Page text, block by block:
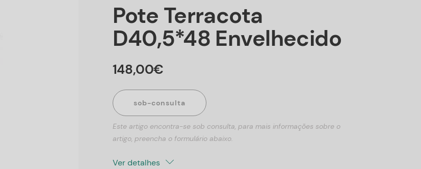
Pote Terracota
D40,5*48 Envelhecido
148,00€
sob-consulta
Este artigo encontra-se sob consulta, para mais informações sobre o
artigo, preencha o formulário abaixo.
Ver detalhes